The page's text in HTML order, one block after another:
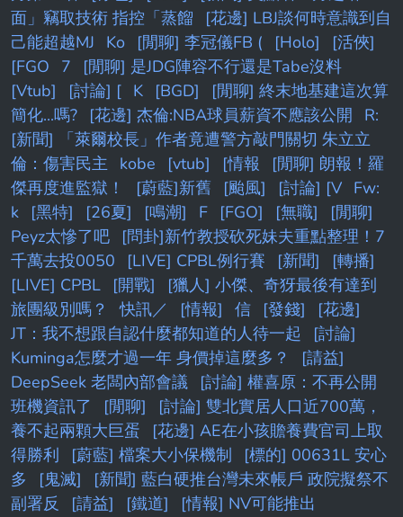
面」竊取技術 指控「蒸餾
[花邊] LBJ談何時意識到自
己能超越MJ
Ko [閒聊] 李冠儀FB ( [Holo]
[活俠]
[FGO
7
[閒聊] 是JDG陣容不行還是Tabe沒料
[Vtub]
[討論] [ K [BGD]
[閒聊] 終末地基建這次算
簡化...嗎?
[花邊] 杰倫:NBA球員薪資不應該公開
R:
[新聞] 「萊爾校長」作者竟遭警方敲門關切 朱立立
倫：傷害民主 kobe [vtub] [情報
[閒聊] 朗報！羅
傑再度進監獄！
[蔚藍]新舊 [颱風] [討論] [V Fw:
k
[黑特] [26夏] [鳴潮] F [FGO] [無職]
[閒聊]
Peyz太慘了吧
[問卦]新竹教授砍死妹夫重點整理！7
千萬去投0050
[LIVE] CPBL例行賽 [新聞]
[轉播]
[LIVE] CPBL
[開戰]
[獵人] 小傑、奇犽最後有達到
旅團級別嗎？
快訊／ [情報] 信 [發錢]
[花邊]
JT：我不想跟自認什麼都知道的人待一起
[討論]
Kuminga怎麼才過一年 身價掉這麼多？
[請益]
DeepSeek 老闆內部會議
[討論] 權喜原：不再公開
班機資訊了
[閒聊]
[討論] 雙北實居人口近700萬，
養不起兩顆大巨蛋
[花邊] AE在小孩贍養費官司上取
得勝利
[蔚藍] 檔案大小保機制
[標的] 00631L 安心
多
[鬼滅]
[新聞] 藍白硬推台灣未來帳戶 政院擬祭不
副署反
[請益] [鐵道] [情報] NV可能推出